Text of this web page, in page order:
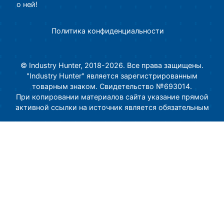
о ней!
Политика конфиденциальности
© Industry Hunter, 2018-2026. Все права защищены.
"Industry Hunter" является зарегистрированным
товарным знаком. Свидетельство №693014.
При копировании материалов сайта указание прямой
активной ссылки на источник является обязательным